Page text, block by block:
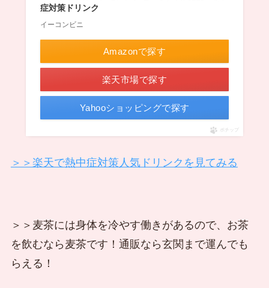
症対策ドリンク
イーコンビニ
Amazonで探す
楽天市場で探す
Yahooショッピングで探す
ポチップ
＞＞楽天で熱中症対策人気ドリンクを見てみる
＞＞麦茶には身体を冷やす働きがあるので、お茶
を飲むなら麦茶です！通販なら玄関まで運んでも
らえる！